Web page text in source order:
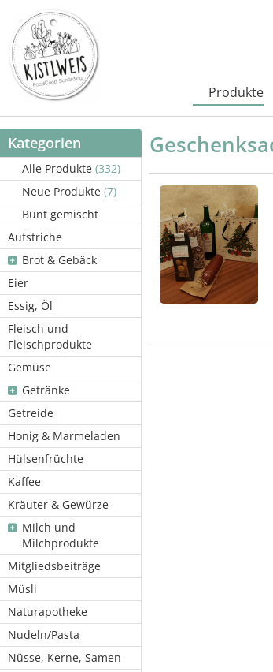
Produkte
Kategorien
Alle Produkte (332)
Neue Produkte (7)
Bunt gemischt
Aufstriche
Brot & Gebäck
Eier
Essig, Öl
Fleisch und
Fleischprodukte
Gemüse
Getränke
Getreide
Honig & Marmeladen
Hülsenfrüchte
Kaffee
Kräuter & Gewürze
Milch und
Milchprodukte
Mitgliedsbeiträge
Müsli
Naturapotheke
Nudeln/Pasta
Nüsse, Kerne, Samen